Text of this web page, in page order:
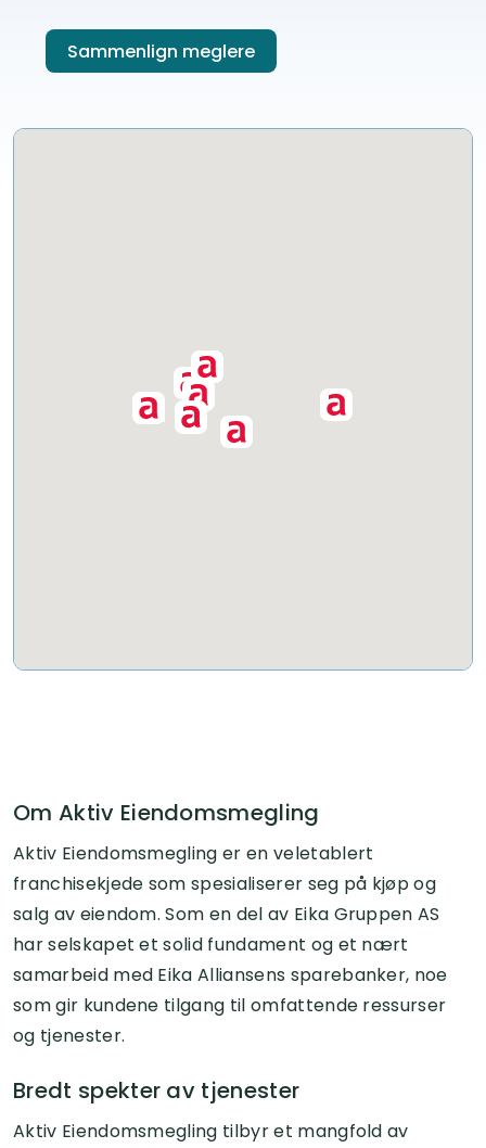
Sammenlign meglere
Om Aktiv Eiendomsmegling
Aktiv Eiendomsmegling er en veletablert
franchisekjede som spesialiserer seg på kjøp og
salg av eiendom. Som en del av Eika Gruppen AS
har selskapet et solid fundament og et nært
samarbeid med Eika Alliansens sparebanker, noe
som gir kundene tilgang til omfattende ressurser
og tjenester.
Bredt spekter av tjenester
Aktiv Eiendomsmegling tilbyr et mangfold av